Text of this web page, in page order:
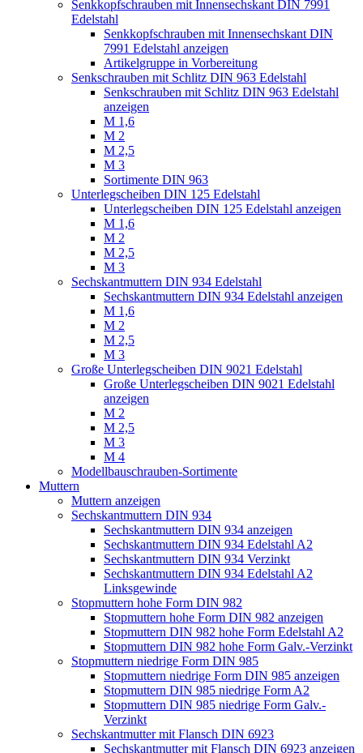
Senkkopfschrauben mit Innensechskant DIN 7991
Edelstahl
Senkkopfschrauben mit Innensechskant DIN
7991 Edelstahl anzeigen
Artikelgruppe in Vorbereitung
Senkschrauben mit Schlitz DIN 963 Edelstahl
Senkschrauben mit Schlitz DIN 963 Edelstahl
anzeigen
M 1,6
M 2
M 2,5
M 3
Sortimente DIN 963
Unterlegscheiben DIN 125 Edelstahl
Unterlegscheiben DIN 125 Edelstahl anzeigen
M 1,6
M 2
M 2,5
M 3
Sechskantmuttern DIN 934 Edelstahl
Sechskantmuttern DIN 934 Edelstahl anzeigen
M 1,6
M 2
M 2,5
M 3
Große Unterlegscheiben DIN 9021 Edelstahl
Große Unterlegscheiben DIN 9021 Edelstahl
anzeigen
M 2
M 2,5
M 3
M 4
Modellbauschrauben-Sortimente
Muttern
Muttern anzeigen
Sechskantmuttern DIN 934
Sechskantmuttern DIN 934 anzeigen
Sechskantmuttern DIN 934 Edelstahl A2
Sechskantmuttern DIN 934 Verzinkt
Sechskantmuttern DIN 934 Edelstahl A2
Linksgewinde
Stopmuttern hohe Form DIN 982
Stopmuttern hohe Form DIN 982 anzeigen
Stopmuttern DIN 982 hohe Form Edelstahl A2
Stopmuttern DIN 982 hohe Form Galv.-Verzinkt
Stopmuttern niedrige Form DIN 985
Stopmuttern niedrige Form DIN 985 anzeigen
Stopmuttern DIN 985 niedrige Form A2
Stopmuttern DIN 985 niedrige Form Galv.-
Verzinkt
Sechskantmutter mit Flansch DIN 6923
Sechskantmutter mit Flansch DIN 6923 anzeigen